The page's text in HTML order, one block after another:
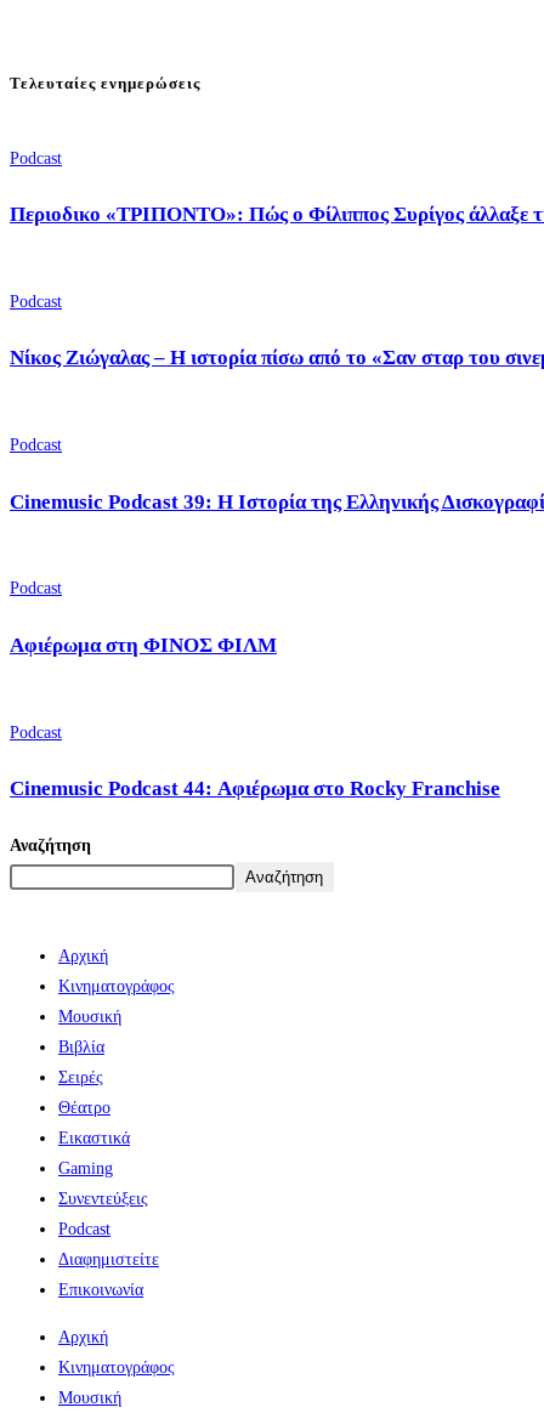
Τελευταίες ενημερώσεις
Podcast
Περιοδικο «ΤΡΙΠΟΝΤΟ»: Πώς ο Φίλιππος Συρίγος άλλαξε
Podcast
Νίκος Ζιώγαλας – Η ιστορία πίσω από το «Σαν σταρ του
Podcast
Cinemusic Podcast 39: Η Ιστορία της Ελληνικής
Podcast
Αφιέρωμα στη ΦΙΝΟΣ ΦΙΛΜ
Podcast
Cinemusic Podcast 44: Αφιέρωμα στο Rocky Franchise
Αναζήτηση
Αναζήτηση
Αρχική
Κινηματογράφος
Μουσική
Βιβλία
Σειρές
Θέατρο
Εικαστικά
Gaming
Συνεντεύξεις
Podcast
Διαφημιστείτε
Επικοινωνία
Αρχική
Κινηματογράφος
Μουσική